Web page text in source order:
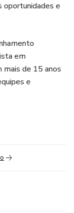
oportunidades e
em
mais de 15 anos
e
no